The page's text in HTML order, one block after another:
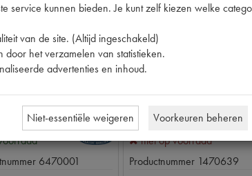
LINNEN
6470001
ID/DS
niet op voorraad
Productnummer 1470639
service kunnen bieden. Je kunt zelf kiezen welke
van de site. (Altijd ingeschakeld)
het verzamelen van statistieken.
advertenties en inhoud.
Niet-essentiële weigeren Voorkeuren beheren